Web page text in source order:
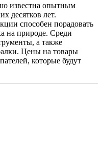
известна опытным
десятков лет.
способен порадовать
на природе. Среди
а также
Цены на товары
которые будут